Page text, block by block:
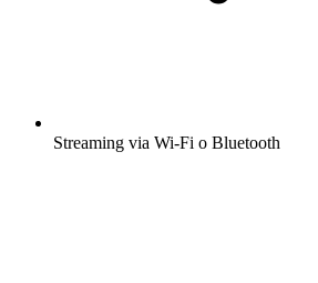
Streaming via Wi-Fi o Bluetooth